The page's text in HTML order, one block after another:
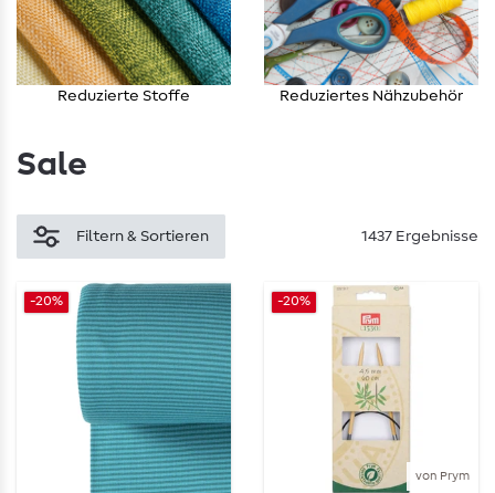
Reduzierte Stoffe Reduziertes Nähzubehör
Sale
Filtern & Sortieren 1437 Ergebnisse
-20%
von Prym
-20%